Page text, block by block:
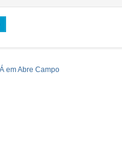
em Abre Campo